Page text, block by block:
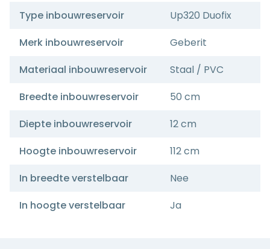
Type inbouwreservoir
Up320 Duofix
Merk inbouwreservoir
Geberit
Materiaal inbouwreservoir
Staal / PVC
Breedte inbouwreservoir
50 cm
Diepte inbouwreservoir
12 cm
Hoogte inbouwreservoir
112 cm
In breedte verstelbaar
Nee
In hoogte verstelbaar
Ja